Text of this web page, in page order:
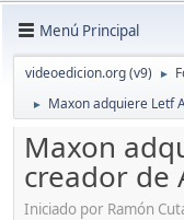
Menú Principal
videoedicion.org (v9) ►
► Maxon adquiere Letf
Maxon
creador de
Iniciado por Ramón